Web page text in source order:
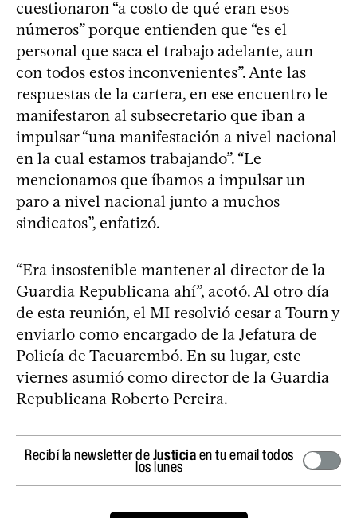
cuestionaron “a costo de qué eran esos
números” porque entienden que “es el
personal que saca el trabajo adelante, aun
con todos estos inconvenientes”. Ante las
respuestas de la cartera, en ese encuentro le
manifestaron al subsecretario que iban a
impulsar “una manifestación a nivel nacional
en la cual estamos trabajando”. “Le
mencionamos que íbamos a impulsar un
paro a nivel nacional junto a muchos
sindicatos”, enfatizó.
“Era insostenible mantener al director de la
Guardia Republicana ahí”, acotó. Al otro día
de esta reunión, el MI resolvió cesar a Tourn y
enviarlo como encargado de la Jefatura de
Policía de Tacuarembó. En su lugar, este
viernes asumió como director de la Guardia
Republicana Roberto Pereira.
Recibí la newsletter deJusticiaen tu email todos
los lunes